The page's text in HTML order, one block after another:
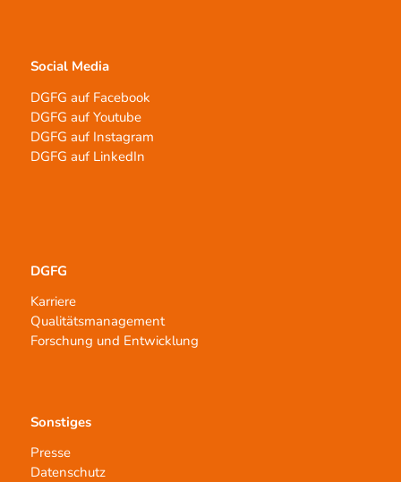
Social Media
DGFG auf Facebook
DGFG auf Youtube
DGFG auf Instagram
DGFG auf LinkedIn
DGFG
Karriere
Qualitätsmanagement
Forschung und Entwicklung
Sonstiges
Presse
Datenschutz